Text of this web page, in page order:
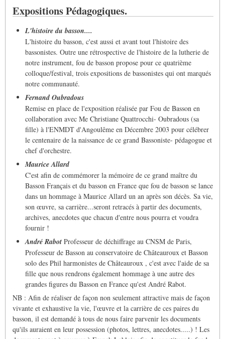
Expositions Pédagogiques.
L'histoire du basson....
L'histoire du basson, c'est aussi et avant tout l'histoire des
bassonistes. Outre une rétrospective de l'histoire de la lutherie de
notre instrument, fou de basson propose pour ce quatrième
colloque/festival, trois expositions de bassonistes qui ont marqués
notre communauté.
Fernand Oubradous
Remise en place de l'exposition réalisée par Fou de Basson en
collaboration avec Me Christiane Quattrocchi- Oubradous (sa
fille) à l'ENMDT d'Angoulême en Décembre 2003 pour célébrer
le centenaire de la naissance de ce grand Bassoniste- pédagogue et
chef d'orchestre.
Maurice Allard
C'est afin de commémorer la mémoire de ce grand maître du
Basson Français et du basson en France que fou de basson se lance
dans un hommage à Maurice Allard un an après son décès. Sa vie,
son œuvre, sa carrière...seront retracés à partir des documents,
archives, anecdotes que chacun d'entre nous pourra et voudra
fournir !
André Rabot Professeur de déchiffrage au CNSM de Paris,
Professeur de Basson au conservatoire de Châteauroux et Basson
solo des Phil harmonistes de Châteauroux , c'est avec l'aide de sa
fille que nous rendrons également hommage à une autre des
grandes figures du Basson en France qu'est André Rabot.
NB : Afin de réaliser de façon non seulement attractive mais de façon
vivante et exhaustive la vie, l'œuvre et la carrière de ces paires du
basson, il est demandé à tous de nous faire parvenir les documents
qu'ils auraient en leur possession (photos, lettres, anecdotes.....) ! Les